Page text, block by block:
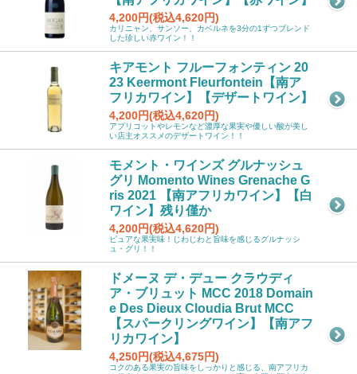
4,200円(税込4,620円)
カリニャン、サンソー、カベルネを3分の1ずつブレンド
した珍しい赤ワイン！！
キアモント フルーフォンティン 20
23 Keermont Fleurfontein【南ア
フリカワイン】【デザートワイン】
4,200円(税込4,620円)
アプリコットやレモンなど濃厚な果実や優しい酸が美し
い店主オススメのデザートワイン！！
モメント・ワインズ グルナッシュ
グリ Momento Wines Grenache G
ris 2021 【南アフリカワイン】【白
ワイン】残り僅か
4,200円(税込4,620円)
ピュアな果実味！じわじわと旨味を感じるグルナッシ
ュ・グリ！！
ドメーヌ デ・デュー クラウディ
ア・ブリュット MCC 2018 Domain
e Des Dieux Cloudia Brut MCC
【スパークリングワイン】【南アフ
リカワイン】
4,250円(税込4,675円)
コクのある果実の旨味をしっかりと感じる、南アフリカ